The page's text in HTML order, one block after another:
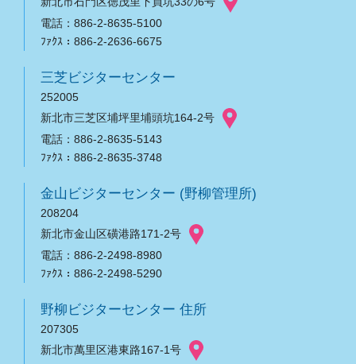
電話：886-2-8635-5100
ﾌｧｸｽ：886-2-2636-6675
三芝ビジターセンター
252005
新北市三芝区埔坪里埔頭坑164-2号
電話：886-2-8635-5143
ﾌｧｸｽ：886-2-8635-3748
金山ビジターセンター (野柳管理所)
208204
新北市金山区磺港路171-2号
電話：886-2-2498-8980
ﾌｧｸｽ：886-2-2498-5290
野柳ビジターセンター 住所
207305
新北市萬里区港東路167-1号